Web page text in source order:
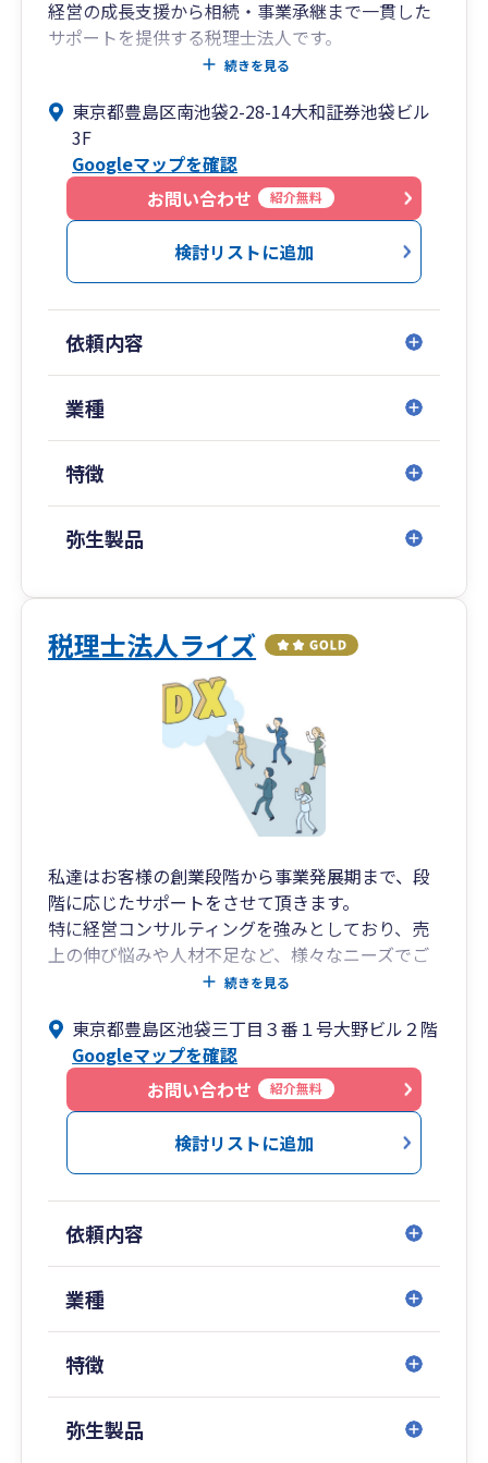
経営の成長支援から相続・事業承継まで一貫した
サポートを提供する税理士法人です。
創業期から成長期、成熟期から承継期に至るま
各フェーズに応じた税務・財務の最適解をご提
案。
クラウド会計の導入支援から月次経営管理まで、
わかりやすくご支援いたします。
■私たちが選ばれる理由
企業のライフサイクルに応じて必要となる税
務・財務体制は変化します。
私たちは各段階で求められる支援を見極め、柔
コストを抑えつつ、中長期的な視点での体制構築
➥無理なコスト負担を強いるのではなく、中小企
業が持続的に発展できるよう、
➥弥生会計Nextなどクラウド会計の導入支援から
スタートし、
記帳代行・税務相談・決算申告までシームレス
会計・税務の“見える化”を実現します。
相続・事業承継の専門チームとの連携による出口
まで視野に入れた提案が可能。
出口戦略から次世代への承継までを見据えた支
援体制を構築しています。
■このような方におすすめです
・中小企業の経営者様で、決算書を“融資に強
い”状態にしたい
・創業間もない、または成長段階の法人で、会
計・税務の整備から始めたい
・将来的に事業承継や相続を見据えて、税務・財
務の準備を進めたい
■【全国14拠点】※オンラインの場合は全国対応
東京都（池袋）／神奈川県（横浜）／山梨県（甲
広島県／山口県（周南）／福岡県（博多・北九
州）／佐賀県／
長崎県／埼玉県（川越）／千葉県／愛知県（名古
屋）／沖縄県（那覇）
続きを見る
東京都豊島区南池袋2-28-14大和証券池袋ビル
3F
Googleマップを確認
お問い合わせ
紹介無料
検討リストに追加
依頼内容
業種
特徴
弥生製品
税理士法人ライズ
私達はお客様の創業段階から事業発展期まで、段
階に応じたサポートをさせて頂きます。
特に経営コンサルティングを強みとしており、売
上の伸び悩みや人材不足など、様々なニーズでご
問題点を「見える化」して解決していくことが不
可欠です。弥生会計やMisoca、スマート証憑管理
などのシステムをフル活用してDX化を図り、事業
の「見える化」と財務の「わかる化」、事業戦略
の立案、実行、確認、改善までを一貫してサポー
トすることが可能です。社外CFOの位置づけでお
は、「弥生会計オンライン」について弥生様、公
認会計士ナビ様から取材も受けております。
今話題のインボイスや電子帳簿保存法の対応も、
可欠です。便利なスキャナーの活用法などご紹介
します。Office365やSharePointを活用したアクセ
ス権の制限を行うファイル管理など、簡単にでき
続きを見る
東京都豊島区池袋三丁目３番１号大野ビル２階
Googleマップを確認
お問い合わせ
紹介無料
検討リストに追加
依頼内容
業種
特徴
弥生製品